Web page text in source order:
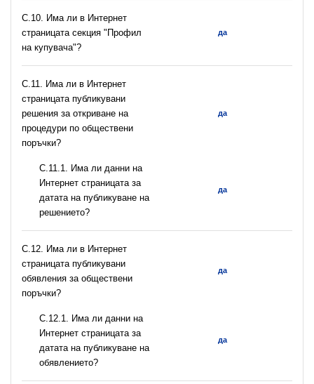
C.10. Има ли в Интернет
страницата секция "Профил
на купувача"?
да
С.11. Има ли в Интернет
страницата публикувани
решения за откриване на
процедури по обществени
поръчки?
да
С.11.1. Има ли данни на
Интернет страницата за
датата на публикуване на
решението?
да
С.12. Има ли в Интернет
страницата публикувани
обявления за обществени
поръчки?
да
С.12.1. Има ли данни на
Интернет страницата за
датата на публикуване на
обявлението?
да